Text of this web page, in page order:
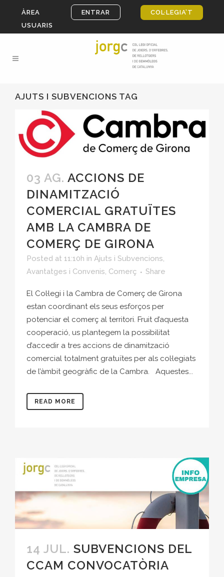
ÀREA
USUARIS
ENTRAR COL·LEGIA’T
AJUTS I SUBVENCIONS TAG
03 AG. ACCIONS DE
DINAMITZACIÓ
COMERCIAL GRATUÏTES
AMB LA CAMBRA DE
COMERÇ DE GIRONA
Posted at 11:10h in Ajuts i Subvencions,
Avantatges i Convenis, Comerç Share
El Col·legi i la Cambra de Comerç de Girona
estan coordinant els seus esforços per
potenciar el comerç al territori. Fruit d’aquesta
cooperació, us plantegem la possibilitat
d’accedir a tres accions de dinamització
comercial totalment gratuïtes per als col·legiats
de l’àmbit geogràfic de la Cambra. Aquestes...
READ MORE
14 JUL. SUBVENCIONS DEL
CCAM CONVOCATÒRIA